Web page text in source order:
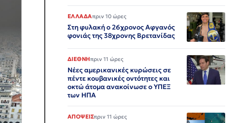
ΕΛΛΑΔΑπριν 10 ώρες
Στη φυλακή ο 26χρονος Αφγανός
φονιάς της 38χρονης Βρετανίδας
ΔΙΕΘΝΗπριν 11 ώρες
Νέες αμερικανικές κυρώσεις σε
πέντε κουβανικές οντότητες και
οκτώ άτομα ανακοίνωσε ο ΥΠΕΞ
των ΗΠΑ
ΑΠΟΨΕΙΣπριν 11 ώρες